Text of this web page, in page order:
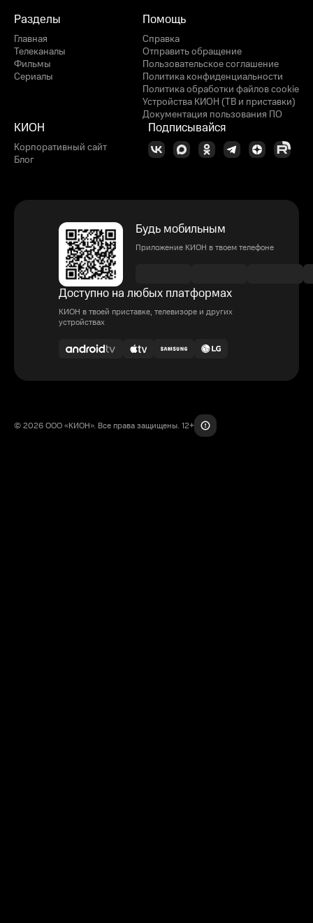
Разделы
Главная
Телеканалы
Фильмы
Сериалы
Помощь
Справка
Отправить обращение
Пользовательское соглашение
Политика конфиденциальности
Политика обработки файлов cookie
Устройства КИОН (ТВ и приставки)
Документация пользования ПО
КИОН
Корпоративный сайт
Блог
Подписывайся
Будь мобильным
Приложение КИОН в твоем телефоне
Доступно на любых платформах
КИОН в твоей приставке, телевизоре и других
устройствах
© 2026 ООО «КИОН». Все права защищены. 12+